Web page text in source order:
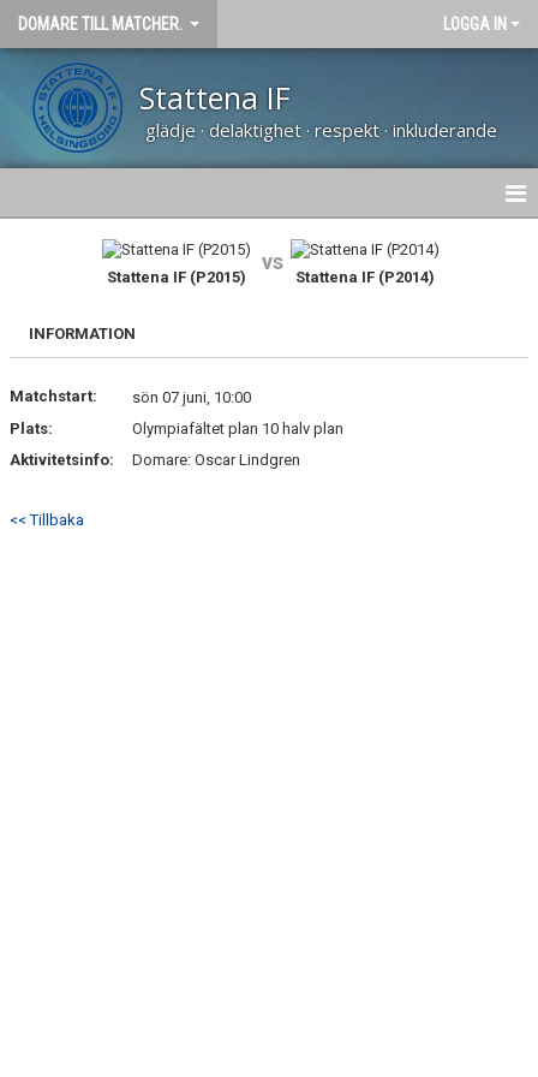
DOMARE TILL MATCHER. LOGGA IN
Stattena IF
glädje · delaktighet · respekt · inkluderande
KALENDER
Stattena IF (P2015)
vs
Stattena IF (P2014)
INFORMATION
Matchstart:
sön 07 juni, 10:00
Plats:
Olympiafältet plan 10 halv plan
Aktivitetsinfo:
Domare: Oscar Lindgren
<< Tillbaka